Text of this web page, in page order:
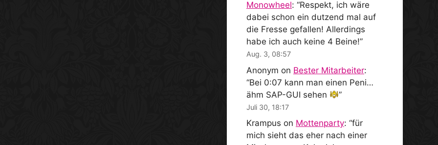
Monowheel: “Respekt, ich wäre
dabei schon ein dutzend mal auf
die Fresse gefallen! Allerdings
habe ich auch keine 4 Beine!”
Aug. 3, 08:57
Anonym on Bester Mitarbeiter:
“Bei 0:07 kann man einen Peni…
ähm SAP-GUI sehen
”
Juli 30, 18:17
Krampus on Mottenparty: “für
mich sieht das eher nach einer